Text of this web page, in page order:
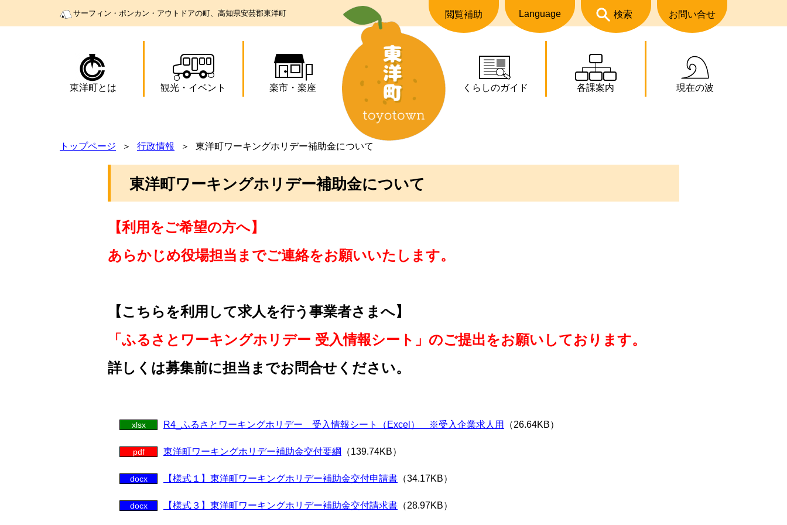
閲覧補助 Language 検索 お問い合せ
サーフィン・ポンカン・アウトドアの町、高知県安芸郡東洋町
東洋町とは 観光 ・ イベント 楽市・楽座 くらしのガイド 各課案内 現在の波
トップページ 行政情報 東洋町ワーキングホリデー補助金について
東洋町ワーキングホリデー補助金について
【利用をご希望の方へ】
あらかじめ役場担当までご連絡をお願いいたします。
【こちらを利用して求人を行う事業者さまへ】
「ふるさとワーキングホリデー 受入情報シート」のご提出をお願いしております。
詳しくは募集前に担当までお問合せください。
xlsx R4_ふるさとワーキングホリデー 受入情報シート（Excel） ※受入企業求人用 （26.64KB）
pdf 東洋町ワーキングホリデー補助金交付要綱 （139.74KB）
docx 【様式１】東洋町ワーキングホリデー補助金交付申請書 （34.17KB）
docx 【様式３】東洋町ワーキングホリデー補助金交付請求書 （28.97KB）